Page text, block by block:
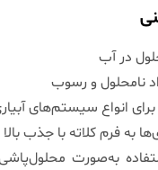
در آب
نامحلول و رسوب
انواع سیستم‌های
به فرم کلاته با جذب بالا
به‌صورت